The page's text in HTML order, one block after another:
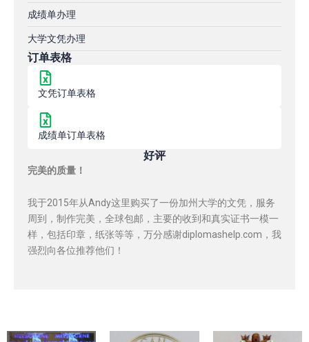
成绩单办理
大学文凭办理
订单表格
文凭订单表格
成绩单订单表格
好评
完美的质量！
我于2015年从Andy这里购买了一份加州大学的文凭，服务
周到，制作完美，全球包邮，主要的收到和真实证书一模一
样，包括印章，纸张等等，万分感谢diplomashelp.com，我
强烈向各位推荐他们！